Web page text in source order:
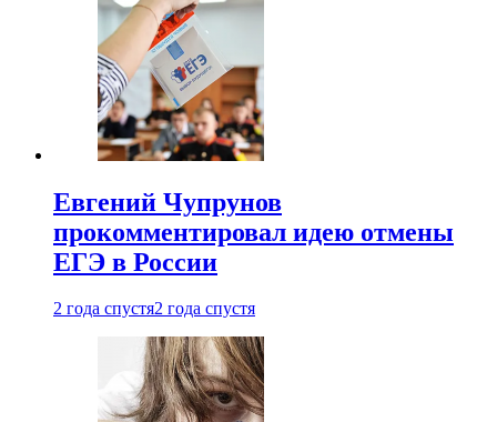
Евгений Чупрунов
прокомментировал идею отмены
ЕГЭ в России
2 года спустя2 года спустя